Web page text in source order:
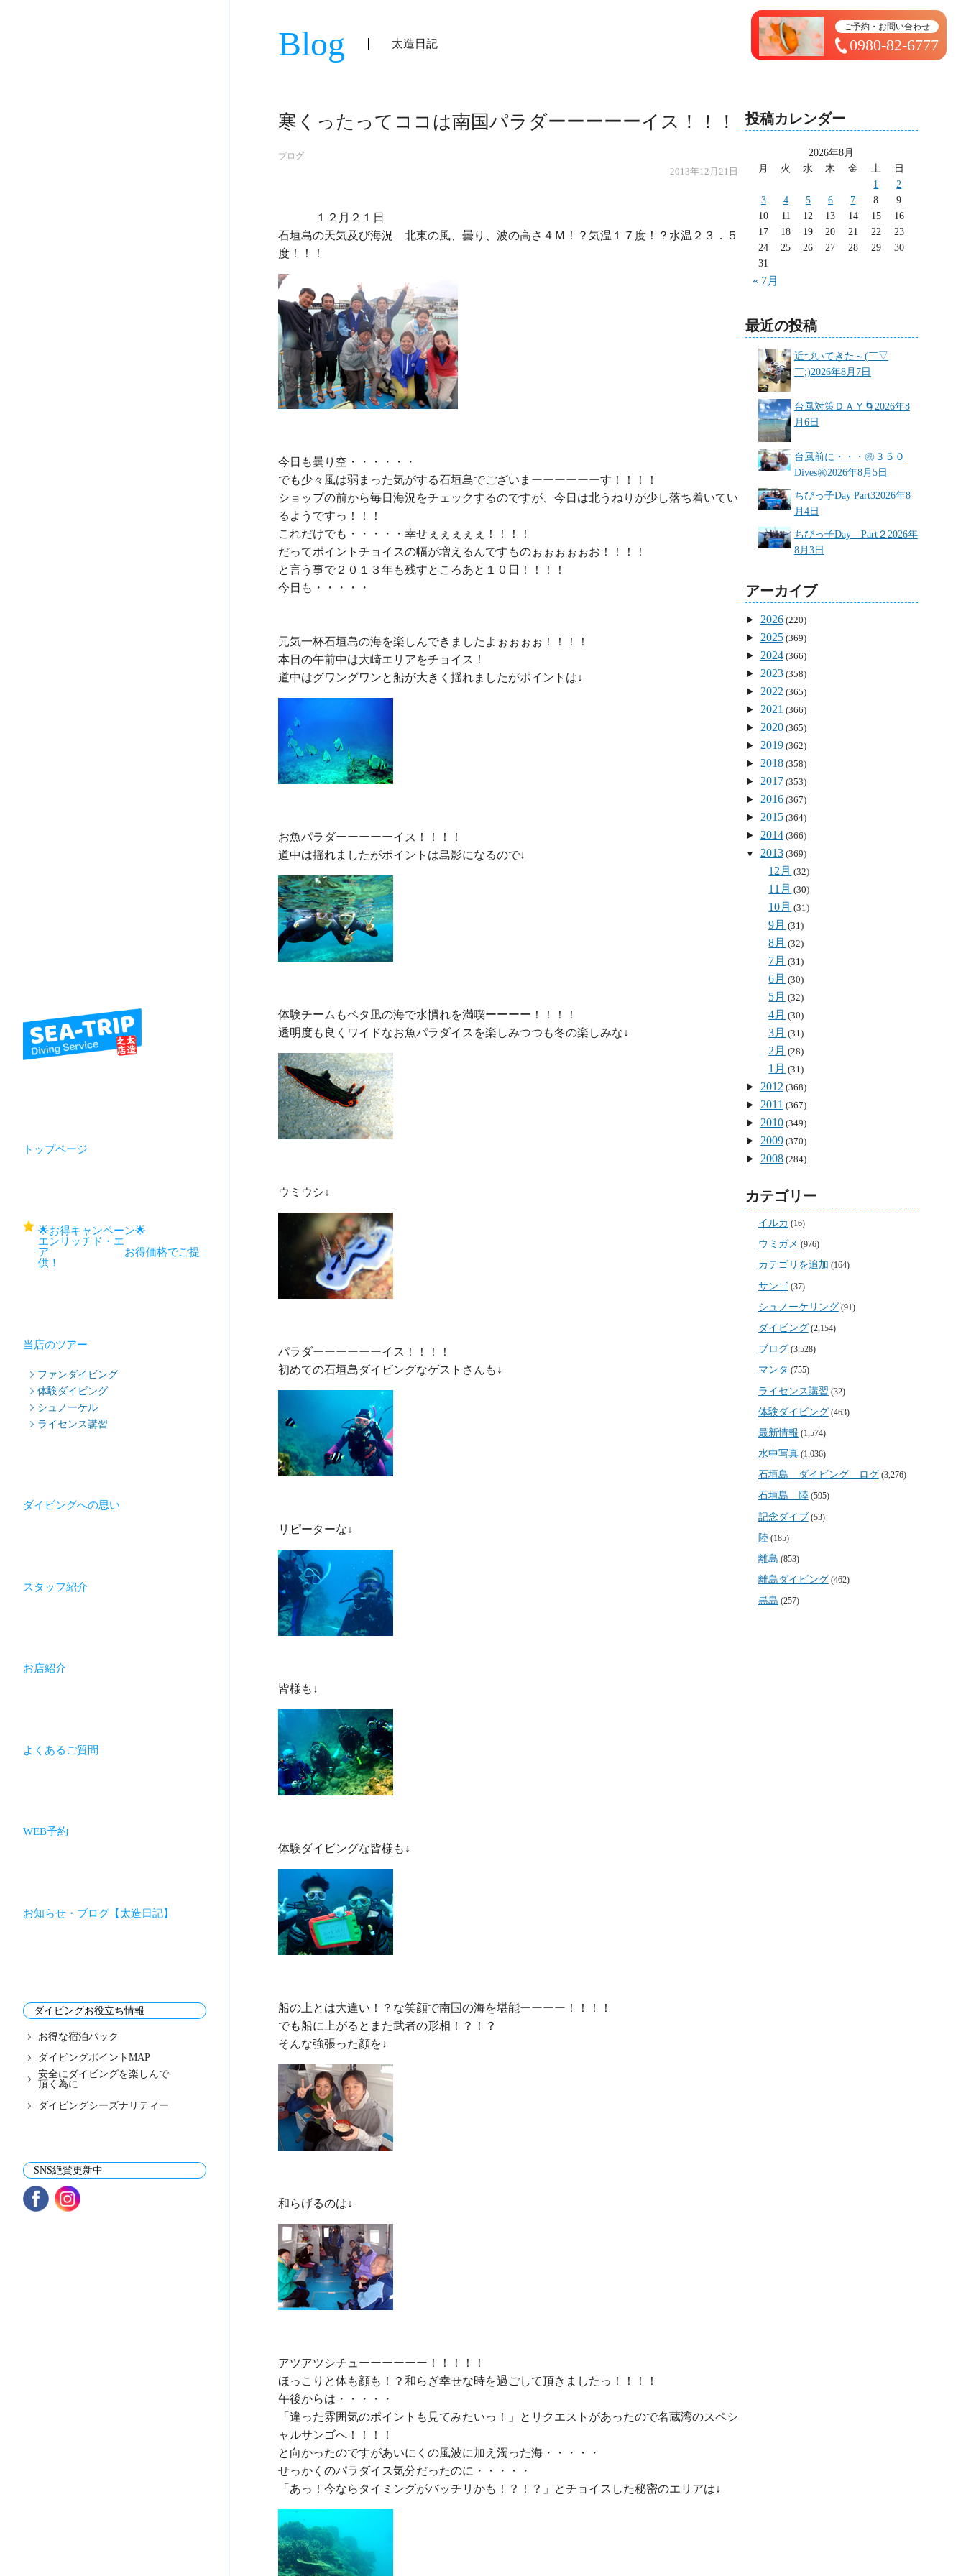
トップページ
🌟お得キャンペーン🌟
エンリッチド・エ
ア お得価格でご提
供！
当店のツアー
ファンダイビング
体験ダイビング
シュノーケル
ライセンス講習
ダイビングへの思い
スタッフ紹介
お店紹介
よくあるご質問
WEB予約
お知らせ・ブログ【太造日記】
ダイビングお役立ち情報
お得な宿泊パック
ダイビングポイントMAP
安全にダイビングを楽しんで
頂く為に
ダイビングシーズナリティー
SNS絶賛更新中
ご予約・お問い合わせ
0980-82-6777
トップページ ＞ 太造日記
Blog 太造日記
寒くったってココは南国パラダーーーーーイス！！！
ブログ
2013年12月21日
石垣島の天気及び海況　北東の風、曇り、波の高さ４Ｍ！？気温１７度！？水温２３．５
今日も曇り空・・・・・・
でも少々風は弱まった気がする石垣島でございまーーーーーーす！！！！
ショップの前から毎日海況をチェックするのですが、今日は北うねりが少し落ち着いてい
るようですっ！！！
これだけでも・・・・・幸せぇぇぇぇぇ！！！！
だってポイントチョイスの幅が増えるんですものぉぉぉぉぉお！！！！
と言う事で２０１３年も残すところあと１０日！！！！
今日も・・・・・
元気一杯石垣島の海を楽しんできましたよぉぉぉぉ！！！！
本日の午前中は大崎エリアをチョイス！
お魚パラダーーーーーイス！！！！
体験チームもベタ凪の海で水慣れを満喫ーーーー！！！！
パラダーーーーーーイス！！！！
船の上とは大違い！？な笑顔で南国の海を堪能ーーーー！！！！
でも船に上がるとまた武者の形相！？！？
アツアツシチューーーーーー！！！！！
ほっこりと体も顔も！？和らぎ幸せな時を過ごして頂きましたっ！！！！
午後からは・・・・・
「違った雰囲気のポイントも見てみたいっ！」とリクエストがあったので名蔵湾のスペシ
ャルサンゴへ！！！！
と向かったのですがあいにくの風波に加え濁った海・・・・・
せっかくのパラダイス気分だったのに・・・・・
投稿カレンダー
2026年8月
月
火 水 木 金 土
日
1
2
3
4 5 6 7 8
9
10
11 12 13 14 15
16
17
18 19 20 21 22
23
24
25 26 27 28 29
30
31
« 7月
最近の投稿
近づいてきた～(￣▽
￣;)2026年8月7日
台風対策ＤＡＹ🌀 2026年8
月6日
台風前に・・・㊗３５０
Dives㊗2026年8月5日
ちびっ子Day Part32026年8
月4日
ちびっ子Day Part２ 2026年
8月3日
アーカイブ
2026(220)
2025(369)
2024(366)
2023(358)
2022(365)
2021 (366)
2020(365)
2019(362)
2018(358)
2017(353)
2016(367)
2015(364)
2014(366)
2013(369)
12月 (32)
11月 (30)
10月 (31)
9月 (31)
8月 (32)
7月 (31)
6月 (30)
5月 (32)
4月 (30)
3月 (31)
2月 (28)
1月 (31)
2012(368)
2011 (367)
2010(349)
2009(370)
2008(284)
カテゴリー
イルカ (16)
ウミガメ (976)
カテゴリを追加 (164)
サンゴ(37)
シュノーケリング(91)
ダイビング (2,154)
ブログ (3,528)
マンタ (755)
ライセンス講習 (32)
体験ダイビング(463)
最新情報 (1,574)
水中写真(1,036)
石垣島 ダイビング ログ (3,276)
石垣島 陸(595)
記念ダイブ (53)
陸(185)
離島 (853)
離島ダイビング (462)
黒島 (257)